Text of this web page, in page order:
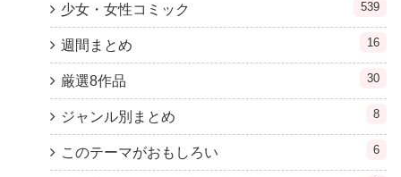
少女・女性コミック 539
週間まとめ 16
厳選8作品 30
ジャンル別まとめ 8
このテーマがおもしろい 6